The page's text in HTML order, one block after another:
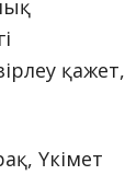
қажет,
Үкімет